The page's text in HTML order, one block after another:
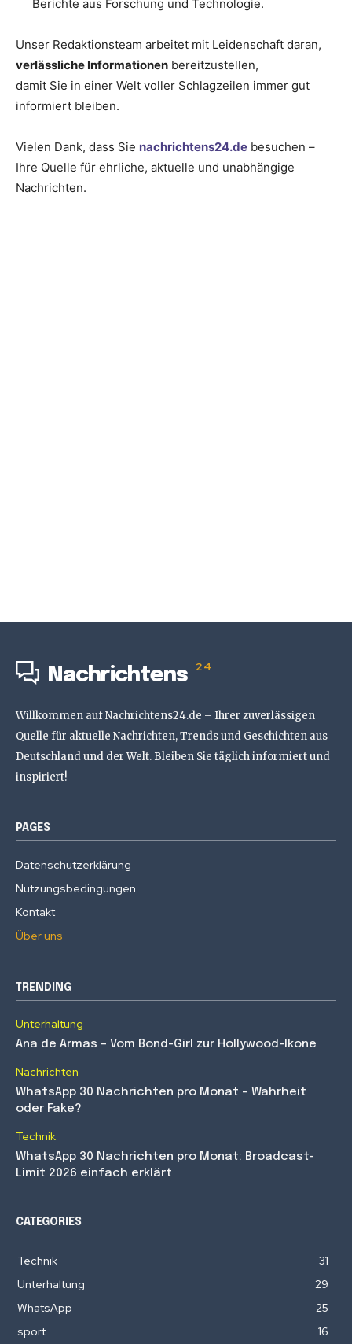
Berichte aus Forschung und Technologie.
Unser Redaktionsteam arbeitet mit Leidenschaft daran,
verlässliche Informationen bereitzustellen,
damit Sie in einer Welt voller Schlagzeilen immer gut
informiert bleiben.
Vielen Dank, dass Sie nachrichtens24.de besuchen –
Ihre Quelle für ehrliche, aktuelle und unabhängige
Nachrichten.
Nachrichtens 24
Willkommen auf Nachrichtens24.de – Ihrer zuverlässigen
Quelle für aktuelle Nachrichten, Trends und Geschichten aus
Deutschland und der Welt. Bleiben Sie täglich informiert und
inspiriert!
PAGES
Datenschutzerklärung
Nutzungsbedingungen
Kontakt
Über uns
TRENDING
Unterhaltung
Ana de Armas – Vom Bond-Girl zur Hollywood-Ikone
Nachrichten
WhatsApp 30 Nachrichten pro Monat – Wahrheit
oder Fake?
Technik
WhatsApp 30 Nachrichten pro Monat: Broadcast-
Limit 2026 einfach erklärt
CATEGORIES
Technik
31
Unterhaltung
29
WhatsApp
25
sport
16